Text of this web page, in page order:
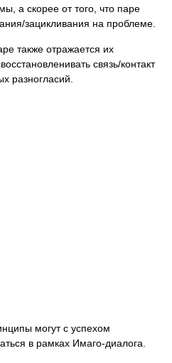
а скорее от того, что паре
зацикливания на проблеме.
также отражается их
связь/контакт
разногласий.
могут с успехом
в рамках Имаго-диалога.